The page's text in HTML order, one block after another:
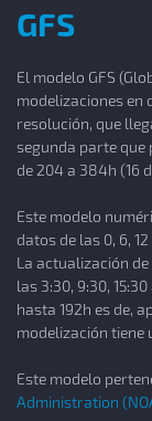
GFS
El modelo GFS
modelizaciones en
resolución, que
segunda parte que
de 204 a 384h (16
Este modelo
datos de las 0, 6, 12
La actualización
las 3:30, 9:30,
hasta 192h es de,
modelización tiene
Este modelo
Administration